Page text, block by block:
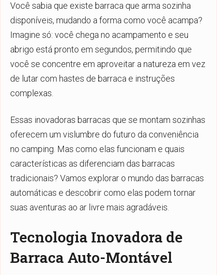
Você sabia que existe barraca que arma sozinha
disponíveis, mudando a forma como você acampa?
Imagine só: você chega no acampamento e seu
abrigo está pronto em segundos, permitindo que
você se concentre em aproveitar a natureza em vez
de lutar com hastes de barraca e instruções
complexas.
Essas inovadoras barracas que se montam sozinhas
oferecem um vislumbre do futuro da conveniência
no camping. Mas como elas funcionam e quais
características as diferenciam das barracas
tradicionais? Vamos explorar o mundo das barracas
automáticas e descobrir como elas podem tornar
suas aventuras ao ar livre mais agradáveis.
Tecnologia Inovadora de
Barraca Auto-Montável